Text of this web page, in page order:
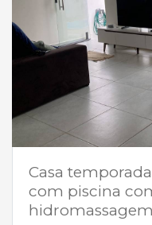
Casa
com piscina
hidromassagem